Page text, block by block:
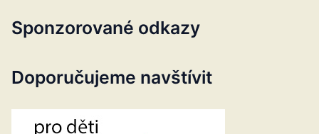
Sponzorované odkazy
Doporučujeme navštívit